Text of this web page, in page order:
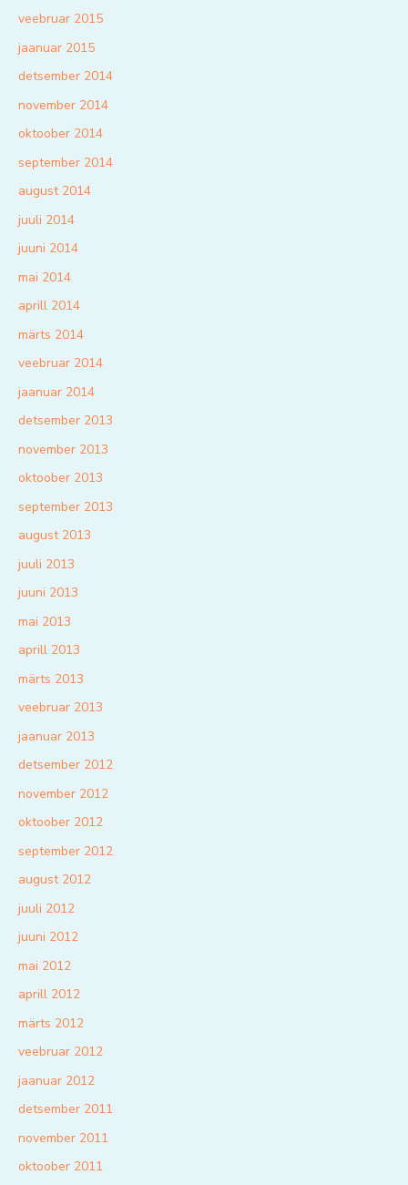
veebruar 2015
jaanuar 2015
detsember 2014
november 2014
oktoober 2014
september 2014
august 2014
juuli 2014
juuni 2014
mai 2014
aprill 2014
märts 2014
veebruar 2014
jaanuar 2014
detsember 2013
november 2013
oktoober 2013
september 2013
august 2013
juuli 2013
juuni 2013
mai 2013
aprill 2013
märts 2013
veebruar 2013
jaanuar 2013
detsember 2012
november 2012
oktoober 2012
september 2012
august 2012
juuli 2012
juuni 2012
mai 2012
aprill 2012
märts 2012
veebruar 2012
jaanuar 2012
detsember 2011
november 2011
oktoober 2011